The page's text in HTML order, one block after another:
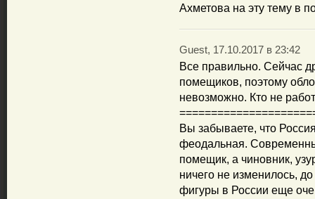
Ахметова на эту тему в
Guest, 17.10.2017 в 23:42
Все правильно. Сейчас
помещиков, поэтому
невозможно. Кто не
Вы забываете, что
феодальная.
помещик, а чиновник,
ничего не изменилось,
фигуры в России еще